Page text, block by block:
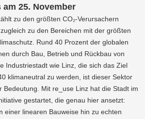
25. November
zu den größten CO₂-Verursachern
zu den Bereichen mit der größten
Rund 40 Prozent der globalen
durch Bau, Betrieb und Rückbau von
Industriestadt wie Linz, die sich das Ziel
klimaneutral zu werden, ist dieser Sektor
Bedeutung. Mit re_use Linz hat die Stadt im
gestartet, die genau hier ansetzt:
einer linearen Bauweise hin zu echten